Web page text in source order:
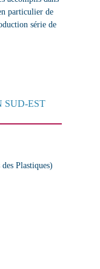
particulier de
série de
SUD-EST
Plastiques)